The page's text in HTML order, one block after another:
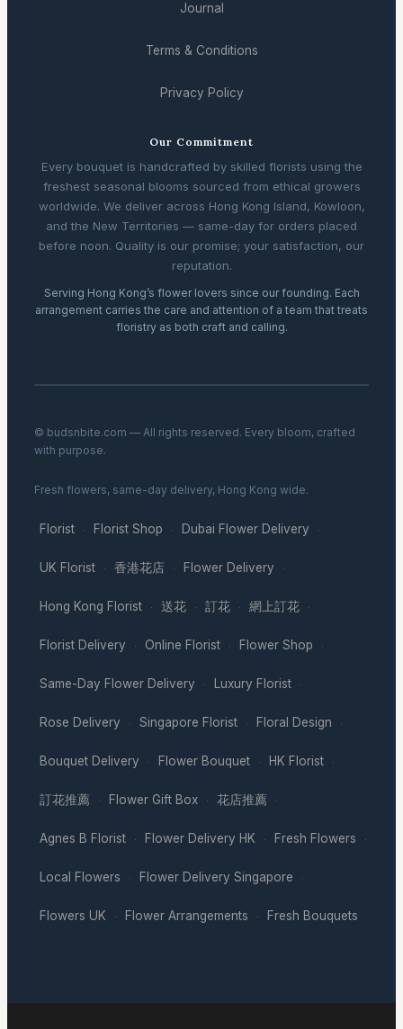
Journal
Terms & Conditions
Privacy Policy
Our Commitment
Every bouquet is handcrafted by skilled florists using the
freshest seasonal blooms sourced from ethical growers
worldwide. We deliver across Hong Kong Island, Kowloon,
and the New Territories — same-day for orders placed
before noon. Quality is our promise; your satisfaction, our
reputation.
Serving Hong Kong’s flower lovers since our founding. Each
arrangement carries the care and attention of a team that treats
floristry as both craft and calling.
© budsnbite.com — All rights reserved. Every bloom, crafted
with purpose.
Fresh flowers, same-day delivery, Hong Kong wide.
Florist · Florist Shop · Dubai Flower Delivery ·
UK Florist · 香港花店 · Flower Delivery ·
Hong Kong Florist · 送花 · 訂花 · 網上訂花 ·
Florist Delivery · Online Florist · Flower Shop ·
Same-Day Flower Delivery · Luxury Florist ·
Rose Delivery · Singapore Florist · Floral Design ·
Bouquet Delivery · Flower Bouquet · HK Florist ·
訂花推薦 · Flower Gift Box · 花店推薦 ·
Agnes B Florist · Flower Delivery HK · Fresh Flowers ·
Local Flowers · Flower Delivery Singapore ·
Flowers UK · Flower Arrangements · Fresh Bouquets